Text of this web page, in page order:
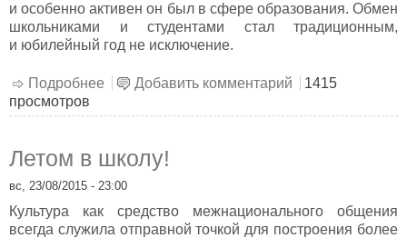
и особенно активен он был в сфере образования. Обмен
школьниками и студентами стал традиционным,
и юбилейный год не исключение.
Подробнее о Смоленск и Хаген: молодежный обмен
Добавить комментарий
1415
просмотров
Летом в школу!
вс, 23/08/2015 - 23:00
Культура как средство межнационального общения
всегда служила отправной точкой для построения более